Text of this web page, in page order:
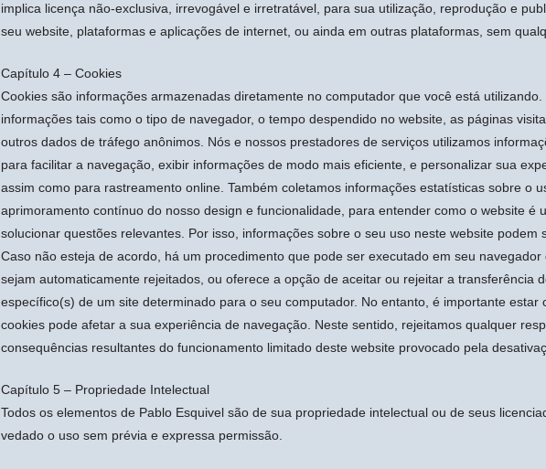
implica licença não-exclusiva, irrevogável e irretratável, para sua utilização, reprodução e
seu website, plataformas e aplicações de internet, ou ainda em outras plataformas, sem
Capítulo 4 – Cookies
Cookies são informações armazenadas diretamente no computador que você está
informações tais como o tipo de navegador, o tempo despendido no website, as páginas
outros dados de tráfego anônimos. Nós e nossos prestadores de serviços utilizamos
para facilitar a navegação, exibir informações de modo mais eficiente, e personalizar sua
assim como para rastreamento online. Também coletamos informações estatísticas sobre o
aprimoramento contínuo do nosso design e funcionalidade, para entender como o website é
solucionar questões relevantes. Por isso, informações sobre o seu uso neste website podem
Caso não esteja de acordo, há um procedimento que pode ser executado em seu
sejam automaticamente rejeitados, ou oferece a opção de aceitar ou rejeitar a transferência
específico(s) de um site determinado para o seu computador. No entanto, é importante estar
cookies pode afetar a sua experiência de navegação. Neste sentido, rejeitamos qualquer
consequências resultantes do funcionamento limitado deste website provocado pela
Capítulo 5 – Propriedade Intelectual
Todos os elementos de Pablo Esquivel são de sua propriedade intelectual ou de seus
vedado o uso sem prévia e expressa permissão.